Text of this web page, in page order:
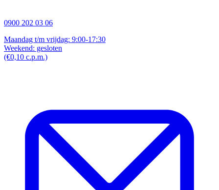
0900 202 03 06
Maandag t/m vrijdag: 9:00-17:30
Weekend: gesloten
(€0,10 c.p.m.)